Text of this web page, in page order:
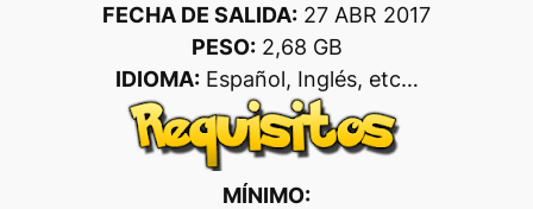
FECHA DE SALIDA: 27 ABR 2017
PESO:2,68 GB
IDIOMA:Español, Inglés, etc…
MÍNIMO: